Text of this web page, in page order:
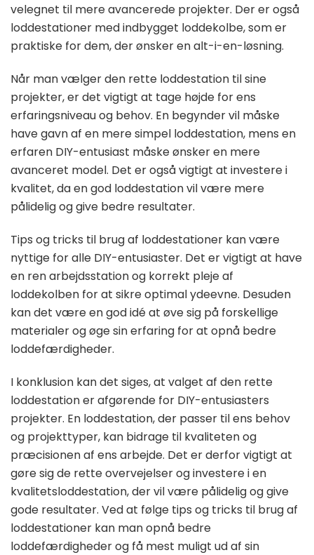
velegnet til mere avancerede projekter. Der er også
loddestationer med indbygget loddekolbe, som er
praktiske for dem, der ønsker en alt-i-en-løsning.
Når man vælger den rette loddestation til sine
projekter, er det vigtigt at tage højde for ens
erfaringsniveau og behov. En begynder vil måske
have gavn af en mere simpel loddestation, mens en
erfaren DIY-entusiast måske ønsker en mere
avanceret model. Det er også vigtigt at investere i
kvalitet, da en god loddestation vil være mere
pålidelig og give bedre resultater.
Tips og tricks til brug af loddestationer kan være
nyttige for alle DIY-entusiaster. Det er vigtigt at have
en ren arbejdsstation og korrekt pleje af
loddekolben for at sikre optimal ydeevne. Desuden
kan det være en god idé at øve sig på forskellige
materialer og øge sin erfaring for at opnå bedre
loddefærdigheder.
I konklusion kan det siges, at valget af den rette
loddestation er afgørende for DIY-entusiasters
projekter. En loddestation, der passer til ens behov
og projekttyper, kan bidrage til kvaliteten og
præcisionen af ens arbejde. Det er derfor vigtigt at
gøre sig de rette overvejelser og investere i en
kvalitetsloddestation, der vil være pålidelig og give
gode resultater. Ved at følge tips og tricks til brug af
loddestationer kan man opnå bedre
loddefærdigheder og få mest muligt ud af sin